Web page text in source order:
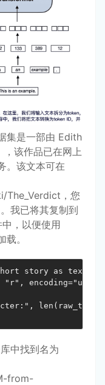
集是一部由 Edith
该作品已在网上
。该文本可在
The_Verdict ，您
我已将其复制到
，以便使用
。
story as text
"r", encoding="utf-
中找到名为
from-